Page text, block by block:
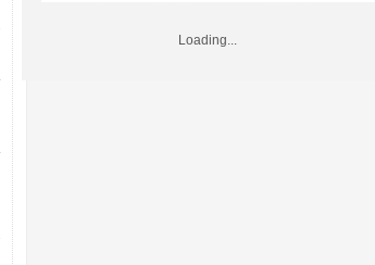
Loading...